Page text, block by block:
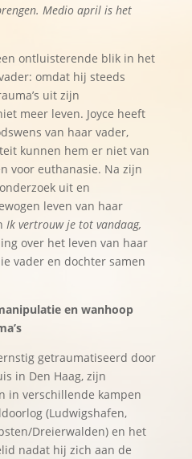
Medio april is het
ontluisterende blik in het
omdat hij steeds
uit zijn
meer leven. Joyce heeft
van haar vader,
kunnen hem er niet van
voor euthanasie. Na zijn
uit en
leven van haar
Ik vertrouw je tot vandaag,
over het leven van haar
vader en dochter samen
en wanhoop
getraumatiseerd door
in Den Haag, zijn
in verschillende kampen
(Ludwigshafen,
Dreierwalden) en het
nadat hij zich aan de